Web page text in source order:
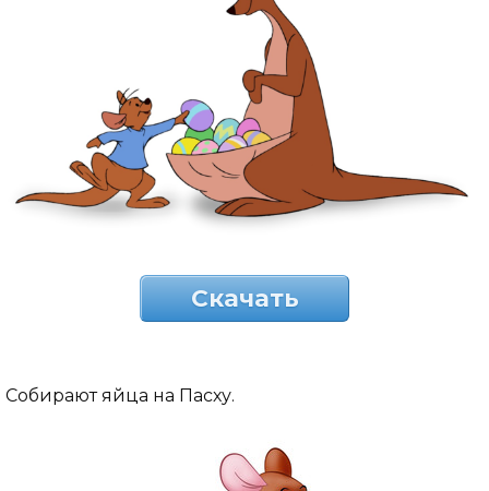
Скачать
Собирают яйца на Пасху.